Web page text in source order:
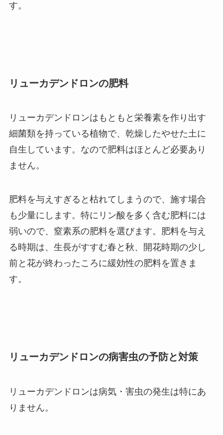
す。
リューカデンドロンの肥料
リューカデンドロンはもともと栄養素を作り出す
細菌類を持っている植物で、乾燥したやせた土に
自生しています。なので肥料はほとんど必要あり
ません。
肥料を与えすぎると枯れてしまうので、施す場合
も少量にします。特にリン酸を多く含む肥料には
弱いので、窒素系の肥料を選びます。肥料を与え
る時期は、生長がすすむ春と秋、開花時期の少し
前と花が終わったころに緩効性の肥料を置きま
す。
リューカデンドロンの病害虫の予防と対策
リューカデンドロンは病気・害虫の発生は特にあ
りません。